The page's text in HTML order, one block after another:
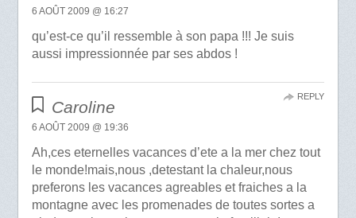
6 AOÛT 2009 @ 16:27
qu’est-ce qu’il ressemble à son papa !!! Je suis
aussi impressionnée par ses abdos !
Caroline
6 AOÛT 2009 @ 19:36
Ah,ces eternelles vacances d’ete a la mer chez tout
le monde!mais,nous ,detestant la chaleur,nous
preferons les vacances agreables et fraiches a la
montagne avec les promenades de toutes sortes a
REPLY